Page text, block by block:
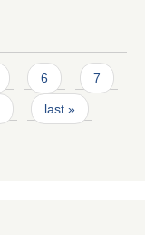
6 7
last »